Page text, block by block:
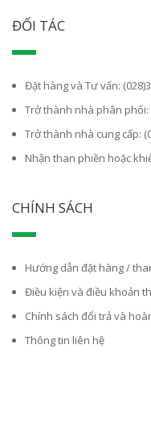
ĐỐI TÁC
Đặt hàng và Tư vấn:
Trở thành nhà phân phối:
Trở thành nhà cung cấp:
Nhận than phiền hoặc
CHÍNH SÁCH
Hướng dẫn đặt hàng /
Điều kiện và điều khoản
Chính sách đổi trả và
Thông tin liên hệ